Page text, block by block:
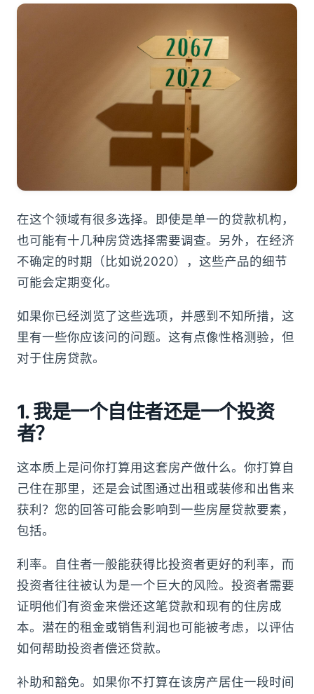
在这个领域有很多选择。即使是单一的贷款机构，
也可能有十几种房贷选择需要调查。另外，在经济
不确定的时期（比如说2020），这些产品的细节
可能会定期变化。
如果你已经浏览了这些选项，并感到不知所措，这
里有一些你应该问的问题。这有点像性格测验，但
对于住房贷款。
1. 我是一个自住者还是一个投资
者？
这本质上是问你打算用这套房产做什么。你打算自
己住在那里，还是会试图通过出租或装修和出售来
获利？您的回答可能会影响到一些房屋贷款要素，
包括。
利率。自住者一般能获得比投资者更好的利率，而
投资者往往被认为是一个巨大的风险。投资者需要
证明他们有资金来偿还这笔贷款和现有的住房成
本。潜在的租金或销售利润也可能被考虑，以评估
如何帮助投资者偿还贷款。
补助和豁免。如果你不打算在该房产居住一段时间